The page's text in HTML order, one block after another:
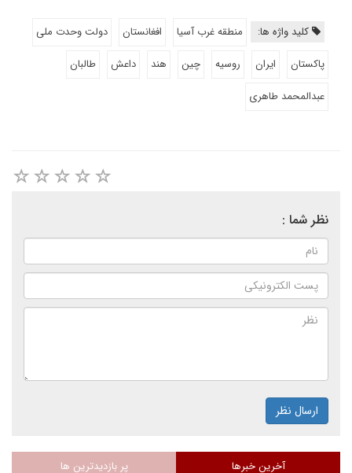
کلید واژه ها: منطقه غرب آسیا افغانستان
دولت وحدت ملی
پاکستان
ایران روسیه چین هند داعش
طالبان
عبدالمحمد طاهری
نظر شما :
ارسال نظر
آخرین خبرها پر بازدیدترین ها